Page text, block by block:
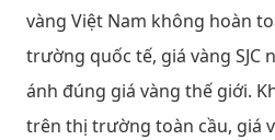
vàng Việt Nam không hoàn
trường quốc tế, giá vàng SJC
ánh đúng giá vàng thế giới.
trên thị trường toàn cầu, giá